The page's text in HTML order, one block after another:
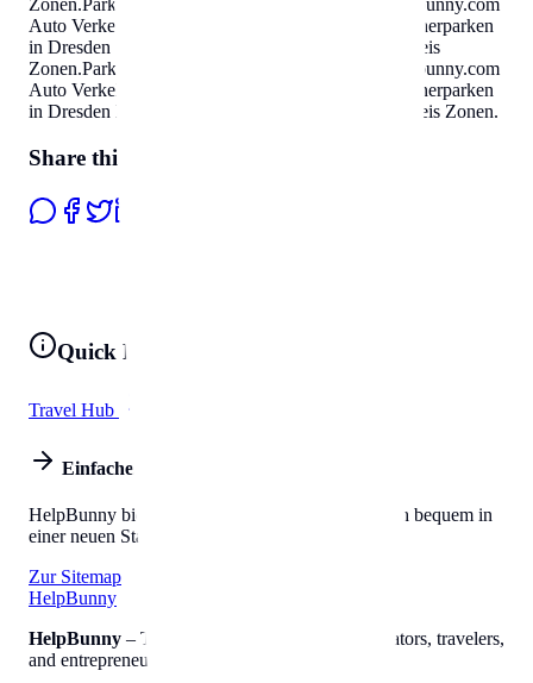
Auto Verkehr Parkausweis Zonen
Parken & Bewohnerparken
in Dresden
Auto Verkehr Parkausweis
Zonen.Parken & Bewohnerparken in Dresden
Helpbunny.com
Auto Verkehr Parkausweis Zonen
Parken & Bewohnerparken
in Dresden Helpbunny.com Auto Verkehr Parkausweis Zonen.
Share this page
Quick Links
Travel Hub
Einfaches Leben
HelpBunny bietet alles, was Sie brauchen, um sich bequem in
einer neuen Stadt einzuleben.
Zur Sitemap
HelpBunny
HelpBunny – The ultimate digital toolkit for creators, travelers,
and entrepreneurs.